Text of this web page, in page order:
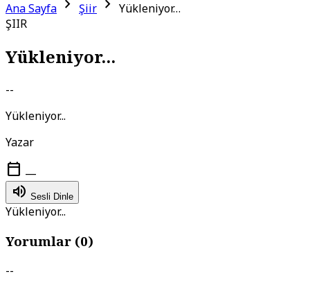
Ana Sayfa chevron_right Şiir chevron_right Yükleniyor…
ŞIIR
Yükleniyor...
--
Yükleniyor...
Yazar
calendar_today —
volume_up Sesli Dinle
Yükleniyor...
Yorumlar (0)
--